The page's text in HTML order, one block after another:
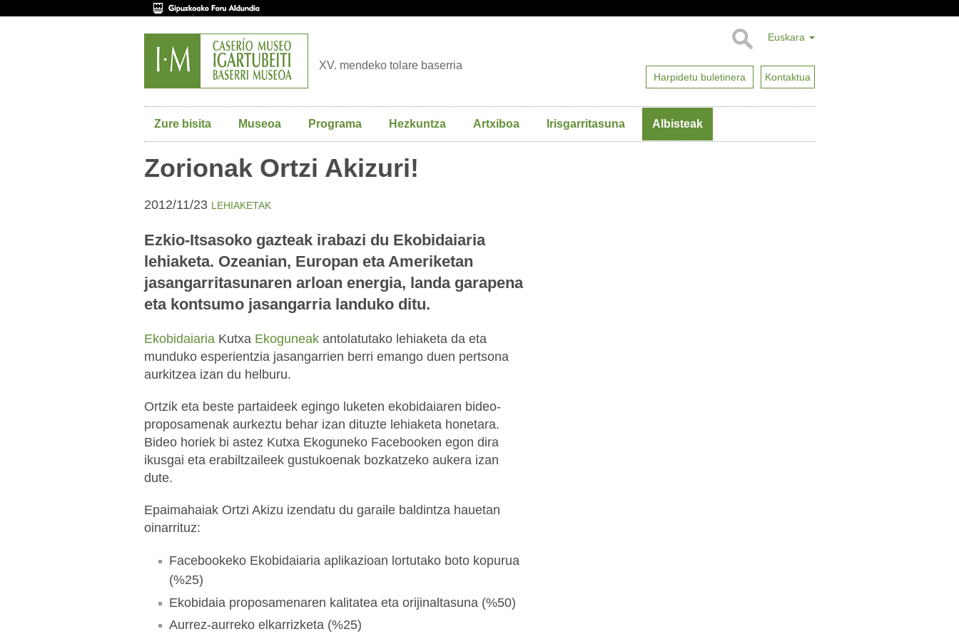
Euskara
Harpidetu buletinera Kontaktua
XV. mendeko tolare baserria
Zure bisita Museoa Programa Hezkuntza Artxiboa Irisgarritasuna Albisteak
Zorionak Ortzi Akizuri!
2012/11/23 LEHIAKETAK
Ezkio-Itsasoko gazteak irabazi du Ekobidaiaria
lehiaketa. Ozeanian, Europan eta Ameriketan
jasangarritasunaren arloan energia, landa garapena
eta kontsumo jasangarria landuko ditu.
Ekobidaiaria Kutxa Ekoguneak antolatutako lehiaketa da eta
munduko esperientzia jasangarrien berri emango duen pertsona
aurkitzea izan du helburu.
Ortzik eta beste partaideek egingo luketen ekobidaiaren bideo-
proposamenak aurkeztu behar izan dituzte lehiaketa honetara.
Bideo horiek bi astez Kutxa Ekoguneko Facebooken egon dira
ikusgai eta erabiltzaileek gustukoenak bozkatzeko aukera izan
dute.
Epaimahaiak Ortzi Akizu izendatu du garaile baldintza hauetan
oinarrituz:
Facebookeko Ekobidaiaria aplikazioan lortutako boto kopurua
(%25)
Ekobidaia proposamenaren kalitatea eta orijinaltasuna (%50)
Aurrez-aurreko elkarrizketa (%25)